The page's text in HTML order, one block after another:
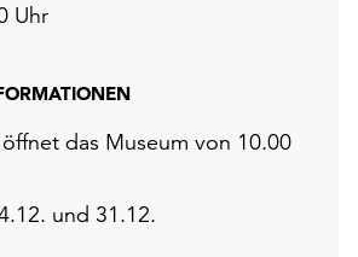
Uhr
das Museum von 10.00
und 31.12.